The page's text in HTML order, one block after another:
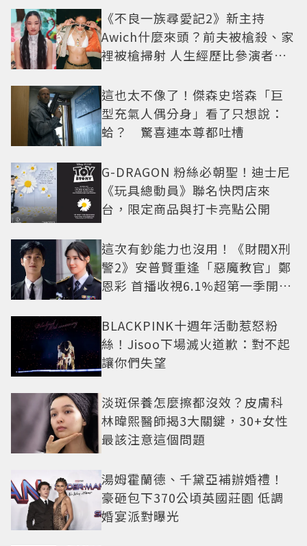
《不良一族尋愛記2》新主持
Awich什麼來頭？前夫被槍殺、家
裡被槍掃射 人生經歷比參演者還
這也太不像了！傑森史塔森「巨
型充氣人偶分身」看了只想說：
蛤？ 驚喜連本尊都吐槽
G-DRAGON 粉絲必朝聖！迪士尼
《玩具總動員》聯名快閃店來
台，限定商品與打卡亮點公開
這次有鈔能力也沒用！《財閥X刑
警2》安普賢重逢「惡魔教官」鄭
恩彩 首播收視6.1%超第一季開紅
BLACKPINK十週年活動惹怒粉
絲！Jisoo下場滅火道歉：對不起
讓你們失望
淡斑保養怎麼擦都沒效？皮膚科
林暐熙醫師揭3大關鍵，30+女性
最該注意這個問題
湯姆霍蘭德、千黛亞補辦婚禮！
豪砸包下370公頃英國莊園 低調
婚宴派對曝光